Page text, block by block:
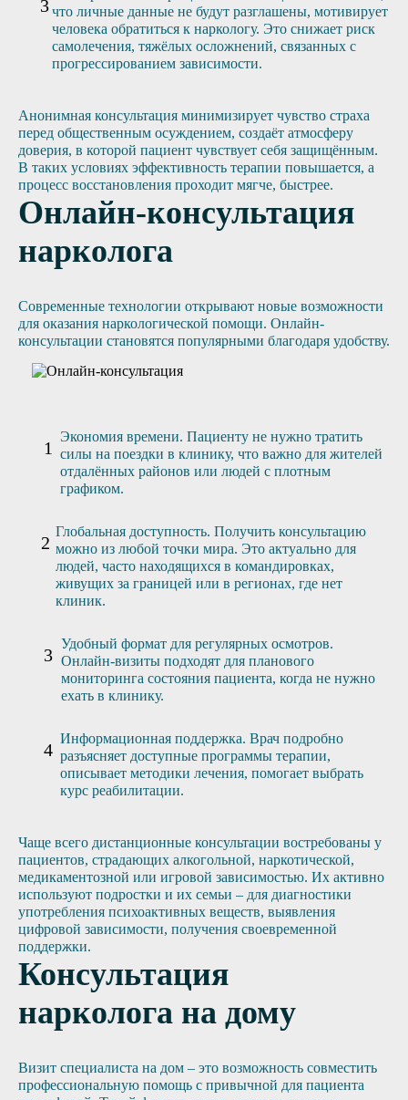
что личные данные не будут разглашены, мотивирует
человека обратиться к наркологу. Это снижает риск
самолечения, тяжёлых осложнений, связанных с
прогрессированием зависимости.
Анонимная консультация минимизирует чувство страха
перед общественным осуждением, создаёт атмосферу
доверия, в которой пациент чувствует себя защищённым.
В таких условиях эффективность терапии повышается, а
процесс восстановления проходит мягче, быстрее.
Онлайн-консультация
нарколога
Современные технологии открывают новые возможности
для оказания наркологической помощи. Онлайн-
консультации становятся популярными благодаря удобству.
Экономия времени. Пациенту не нужно тратить
силы на поездки в клинику, что важно для жителей
отдалённых районов или людей с плотным
графиком.
Глобальная доступность. Получить консультацию
можно из любой точки мира. Это актуально для
людей, часто находящихся в командировках,
живущих за границей или в регионах, где нет
клиник.
Удобный формат для регулярных осмотров.
Онлайн-визиты подходят для планового
мониторинга состояния пациента, когда не нужно
ехать в клинику.
Информационная поддержка. Врач подробно
разъясняет доступные программы терапии,
описывает методики лечения, помогает выбрать
курс реабилитации.
Чаще всего дистанционные консультации востребованы у
пациентов, страдающих алкогольной, наркотической,
медикаментозной или игровой зависимостью. Их активно
используют подростки и их семьи – для диагностики
употребления психоактивных веществ, выявления
цифровой зависимости, получения своевременной
поддержки.
Консультация
нарколога на дому
Визит специалиста на дом – это возможность совместить
профессиональную помощь с привычной для пациента